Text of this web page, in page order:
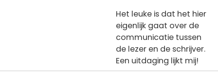
Het leuke is dat het hier
eigenlijk gaat over de
communicatie tussen
de lezer en de schrijver.
Een uitdaging lijkt mij!